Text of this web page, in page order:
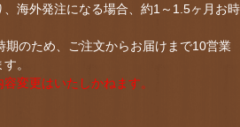
海外発注になる場合、約1～1.5ヶ月お時
のため、ご注文からお届けまで10営業
。
変更はいたしかねます。